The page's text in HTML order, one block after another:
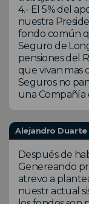
4.- El 5% del
nuestra
fondo común
Seguro de
pensiones del
que vivan mas
Seguros no
una Compañía
Alejandro Duarte
Después de
Genereando
atrevo a
nuestr actual